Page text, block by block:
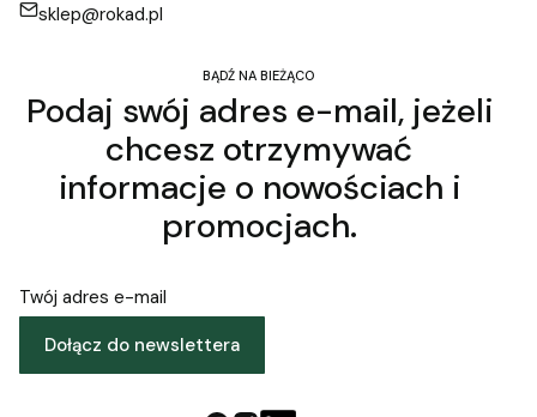
sklep@rokad.pl
BĄDŹ NA BIEŻĄCO
Podaj swój adres e-mail, jeżeli
chcesz otrzymywać
informacje o nowościach i
promocjach.
Twój adres e-mail
Dołącz do newslettera